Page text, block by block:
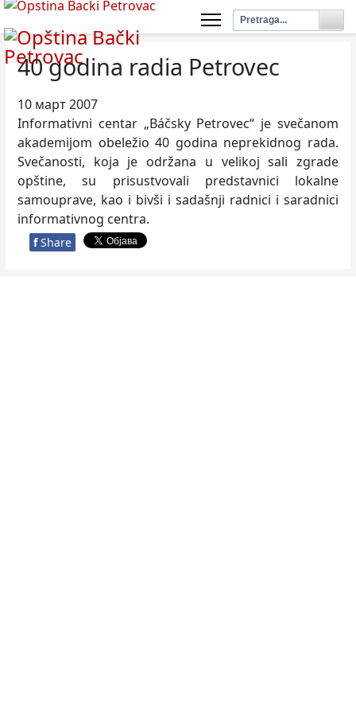
40 godina radia Petrovec
10 март 2007
Informativni centar „Báčsky Petrovec“ je svečanom
akademijom obeležio 40 godina neprekidnog rada.
Svečanosti, koja je održana u velikoj sali zgrade
opštine, su prisustvovali predstavnici lokalne
samouprave, kao i bivši i sadašnji radnici i saradnici
informativnog centra.
f Share